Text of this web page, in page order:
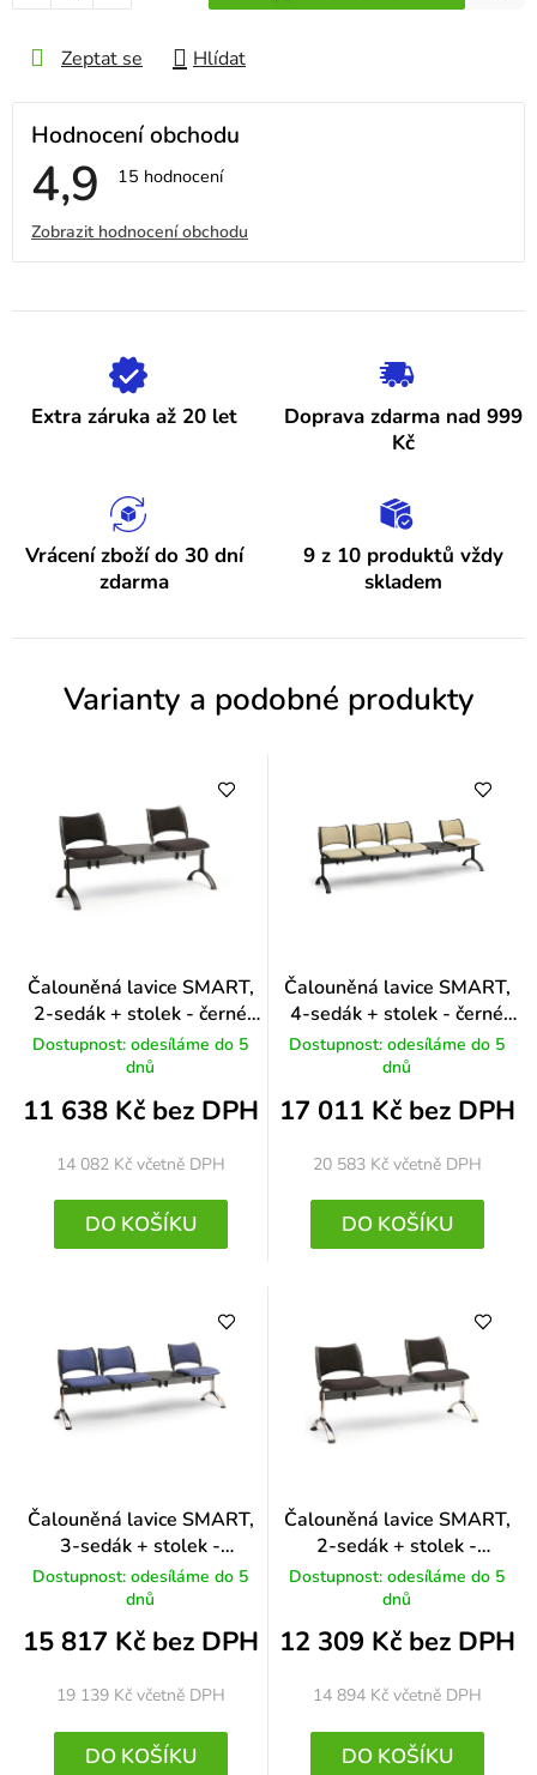
Zeptat se Hlídat
Hodnocení obchodu
4,9 Průměrné
je
hvězdiček.
15 hodnocení
V
ý
p
h
o
e
Zobrazit hodnocení obchodu
Extra záruka až 20 let
Doprava zdarma nad 999
Kč
Vrácení zboží do 30 dní
zdarma
9 z 10 produktů vždy
skladem
Varianty a podobné produkty
Čalouněná lavice SMART,
2-sedák + stolek - černé
nohy, modrá
Dostupnost: odesíláme do 5
dnů
11 638 Kč bez DPH
14 082 Kč včetně DPH
DO KOŠÍKU
Čalouněná lavice SMART,
4-sedák + stolek - černé
nohy, červená
Dostupnost: odesíláme do 5
dnů
17 011 Kč bez DPH
20 583 Kč včetně DPH
DO KOŠÍKU
Čalouněná lavice SMART,
3-sedák + stolek -
chromované nohy, modrá
Dostupnost: odesíláme do 5
dnů
15 817 Kč bez DPH
19 139 Kč včetně DPH
DO KOŠÍKU
Čalouněná lavice SMART,
2-sedák + stolek -
chromované nohy, modrá
Dostupnost: odesíláme do 5
dnů
12 309 Kč bez DPH
14 894 Kč včetně DPH
DO KOŠÍKU